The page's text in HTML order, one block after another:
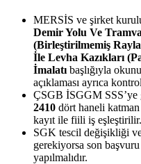
MERSİS ve şirket
Demir Yolu Ve
(Birleştirilmemiş
İle Levha Kazıkları
İmalatı başlığıyla
açıklaması ayrıca
ÇSGB İSGGM SSS’ye
2410 dört haneli
kayıt ile fiili iş eşleştirilir.
SGK tescil değişikliği
gerekiyorsa son
yapılmalıdır.